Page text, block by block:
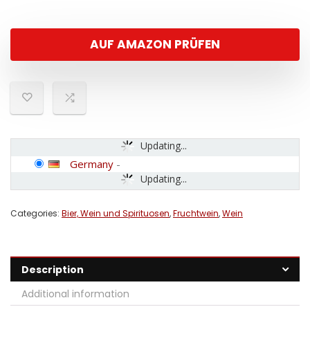
AUF AMAZON PRÜFEN
Updating...
Updating...
Germany -
Categories: Bier, Wein und Spirituosen,Fruchtwein,Wein
Description
Additional information